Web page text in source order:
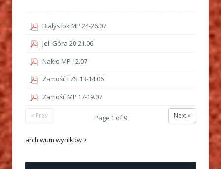
Białystok MP 24-26.07
Jel. Góra 20-21.06
Nakło MP 12.07
Zamość LZS 13-14.06
Zamość MP 17-19.07
Next »
Page 1 of9
« Prev
archiwum wyników >